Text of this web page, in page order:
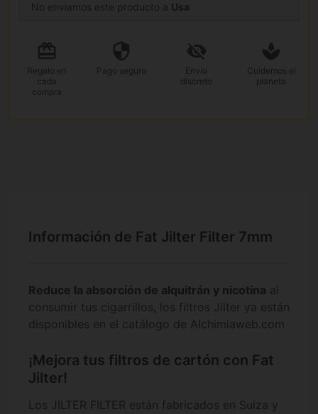
No enviamos este producto a Usa
Regalo en
cada
compra
Pago seguro
Envío
discreto
Cuidemos el
planeta
Información de Fat Jilter Filter 7mm
Reduce la absorción de alquitrán y nicotina al
consumir tus cigarrillos, los filtros Jilter ya están
disponibles en el catálogo de Alchimiaweb.com
¡Mejora tus filtros de cartón con Fat
Jilter!
Los JILTER FILTER están fabricados en Suiza y